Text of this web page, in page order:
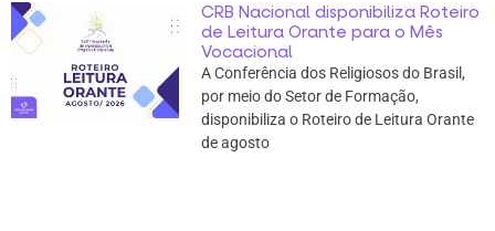
CRB Nacional disponibiliza Roteiro
de Leitura Orante para o Mês
Vocacional
A Conferência dos Religiosos do Brasil,
por meio do Setor de Formação,
disponibiliza o Roteiro de Leitura Orante
de agosto